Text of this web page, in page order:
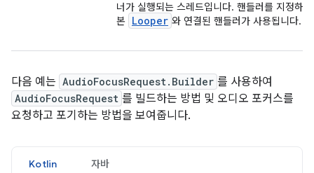
너가 실행되는 스레드입니다. 핸들러를 지정하
본 Looper 와 연결된 핸들러가 사용됩니다.
다음 예는 AudioFocusRequest.Builder 를 사용하여
AudioFocusRequest 를 빌드하는 방법 및 오디오 포커스를
요청하고 포기하는 방법을 보여줍니다.
Kotlin 자바